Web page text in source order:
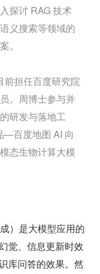
探讨 RAG 技术
义搜索等领域的
。
前担任百度研究院
。周博士参与并
研发与落地工
—百度地图 AI 向
态生物计算大模
）是大模型应用的
觉、信息更新时效
库问答的效果。然